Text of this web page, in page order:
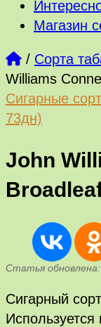
Магазин
/ Сорта
Williams
Сигарные
73дн)
John
Статья обновлена:
Сигарный
Используется